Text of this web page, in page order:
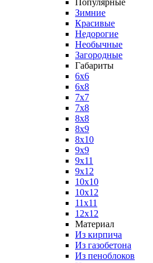
Популярные
Зимние
Красивые
Недорогие
Необычные
Загородные
Габариты
6x6
6x8
7x7
7x8
8x8
8x9
8x10
9x9
9x11
9x12
10x10
10x12
11x11
12x12
Материал
Из кирпича
Из газобетона
Из пеноблоков